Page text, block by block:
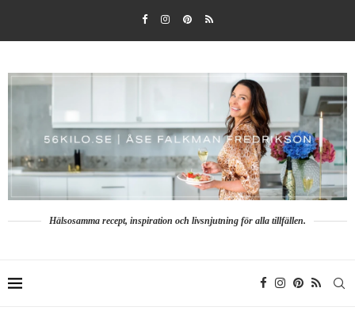
Hälsosamma recept, inspiration och livsnjutning för alla tillfällen.